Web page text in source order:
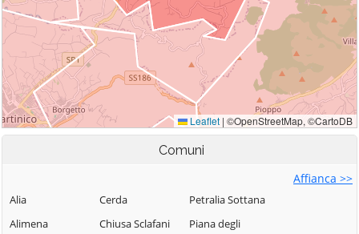
Comuni
Affianca >>
Alia
Alimena
Cerda
Chiusa Sclafani
Petralia Sottana
Piana degli